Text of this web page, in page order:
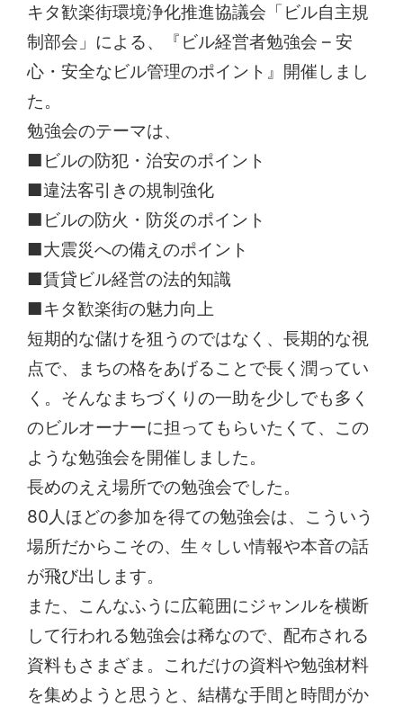
キタ歓楽街環境浄化推進協議会「ビル自主規
制部会」による、『ビル経営者勉強会 – 安
心・安全なビル管理のポイント』開催しまし
た。
勉強会のテーマは、
■ビルの防犯・治安のポイント
■違法客引きの規制強化
■ビルの防火・防災のポイント
■大震災への備えのポイント
■賃貸ビル経営の法的知識
■キタ歓楽街の魅力向上
短期的な儲けを狙うのではなく、長期的な視
点で、まちの格をあげることで長く潤ってい
く。そんなまちづくりの一助を少しでも多く
のビルオーナーに担ってもらいたくて、この
ような勉強会を開催しました。
長めのええ場所での勉強会でした。
80人ほどの参加を得ての勉強会は、こういう
場所だからこその、生々しい情報や本音の話
が飛び出します。
また、こんなふうに広範囲にジャンルを横断
して行われる勉強会は稀なので、配布される
資料もさまざま。これだけの資料や勉強材料
を集めようと思うと、結構な手間と時間がか